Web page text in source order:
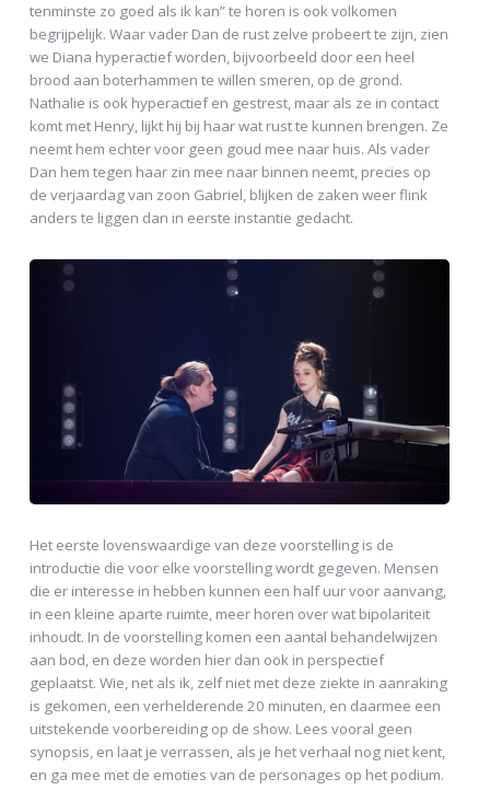
tenminste zo goed als ik kan” te horen is ook volkomen
begrijpelijk. Waar vader Dan de rust zelve probeert te zijn, zien
we Diana hyperactief worden, bijvoorbeeld door een heel
brood aan boterhammen te willen smeren, op de grond.
Nathalie is ook hyperactief en gestrest, maar als ze in contact
komt met Henry, lijkt hij bij haar wat rust te kunnen brengen. Ze
neemt hem echter voor geen goud mee naar huis. Als vader
Dan hem tegen haar zin mee naar binnen neemt, precies op
de verjaardag van zoon Gabriel, blijken de zaken weer flink
anders te liggen dan in eerste instantie gedacht.
Het eerste lovenswaardige van deze voorstelling is de
introductie die voor elke voorstelling wordt gegeven. Mensen
die er interesse in hebben kunnen een half uur voor aanvang,
in een kleine aparte ruimte, meer horen over wat bipolariteit
inhoudt. In de voorstelling komen een aantal behandelwijzen
aan bod, en deze worden hier dan ook in perspectief
geplaatst. Wie, net als ik, zelf niet met deze ziekte in aanraking
is gekomen, een verhelderende 20 minuten, en daarmee een
uitstekende voorbereiding op de show. Lees vooral geen
synopsis, en laat je verrassen, als je het verhaal nog niet kent,
en ga mee met de emoties van de personages op het podium.